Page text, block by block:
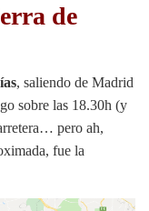
de
, saliendo de Madrid
sobre las 18.30h (y
pero ah,
fue la